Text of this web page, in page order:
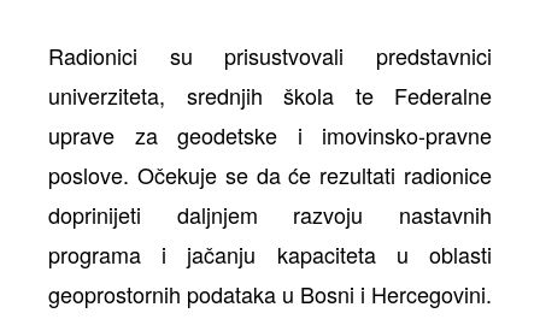
Radionici su prisustvovali predstavnici
univerziteta, srednjih škola te Federalne
uprave za geodetske i imovinsko-pravne
poslove. Očekuje se da će rezultati radionice
doprinijeti daljnjem razvoju nastavnih
programa i jačanju kapaciteta u oblasti
geoprostornih podataka u Bosni i Hercegovini.